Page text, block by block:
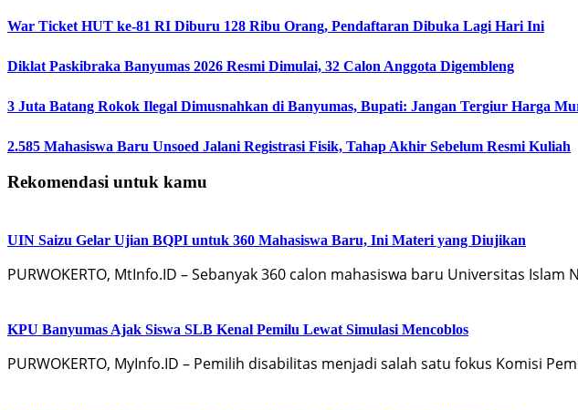
War Ticket HUT ke-81 RI Diburu 128 Ribu Orang, Pendaftaran Dibuka Lagi Hari Ini
Diklat Paskibraka Banyumas 2026 Resmi Dimulai, 32 Calon Anggota Digembleng
3 Juta Batang Rokok Ilegal Dimusnahkan di Banyumas, Bupati: Jangan Tergiur Harga
2.585 Mahasiswa Baru Unsoed Jalani Registrasi Fisik, Tahap Akhir Sebelum Resmi Kuliah
Rekomendasi untuk kamu
UIN Saizu Gelar Ujian BQPI untuk 360 Mahasiswa Baru, Ini Materi yang Diujikan
PURWOKERTO, MtInfo.ID – Sebanyak 360 calon mahasiswa baru Universitas Islam
KPU Banyumas Ajak Siswa SLB Kenal Pemilu Lewat Simulasi Mencoblos
PURWOKERTO, MyInfo.ID – Pemilih disabilitas menjadi salah satu fokus Komisi